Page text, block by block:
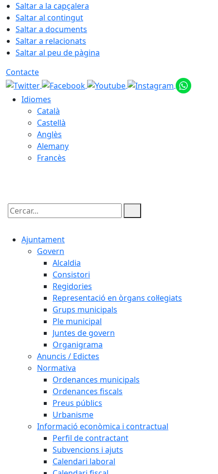
Saltar a la capçalera
Saltar al contingut
Saltar a documents
Saltar a relacionats
Saltar al peu de pàgina
Contacte
Idiomes
Català
Castellà
Anglès
Alemany
Francès
Cercar:
Ajuntament
Govern
Alcaldia
Consistori
Regidories
Representació en òrgans col·legiats
Grups municipals
Ple municipal
Juntes de govern
Organigrama
Anuncis / Edictes
Normativa
Ordenances municipals
Ordenances fiscals
Preus públics
Urbanisme
Informació econòmica i contractual
Perfil de contractant
Subvencions i ajuts
Calendari laboral